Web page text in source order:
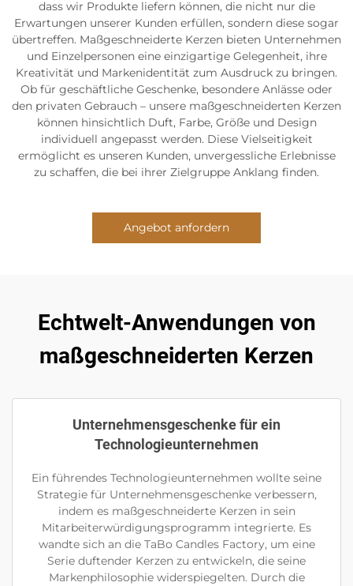
dass wir Produkte liefern können, die nicht nur die
Erwartungen unserer Kunden erfüllen, sondern diese sogar
übertreffen. Maßgeschneiderte Kerzen bieten Unternehmen
und Einzelpersonen eine einzigartige Gelegenheit, ihre
Kreativität und Markenidentität zum Ausdruck zu bringen.
Ob für geschäftliche Geschenke, besondere Anlässe oder
den privaten Gebrauch – unsere maßgeschneiderten Kerzen
können hinsichtlich Duft, Farbe, Größe und Design
individuell angepasst werden. Diese Vielseitigkeit
ermöglicht es unseren Kunden, unvergessliche Erlebnisse
zu schaffen, die bei ihrer Zielgruppe Anklang finden.
Angebot anfordern
Echtwelt-Anwendungen von
maßgeschneiderten Kerzen
Unternehmensgeschenke für ein
Technologieunternehmen
Ein führendes Technologieunternehmen wollte seine
Strategie für Unternehmensgeschenke verbessern,
indem es maßgeschneiderte Kerzen in sein
Mitarbeiterwürdigungsprogramm integrierte. Es
wandte sich an die TaBo Candles Factory, um eine
Serie duftender Kerzen zu entwickeln, die seine
Markenphilosophie widerspiegelten. Durch die